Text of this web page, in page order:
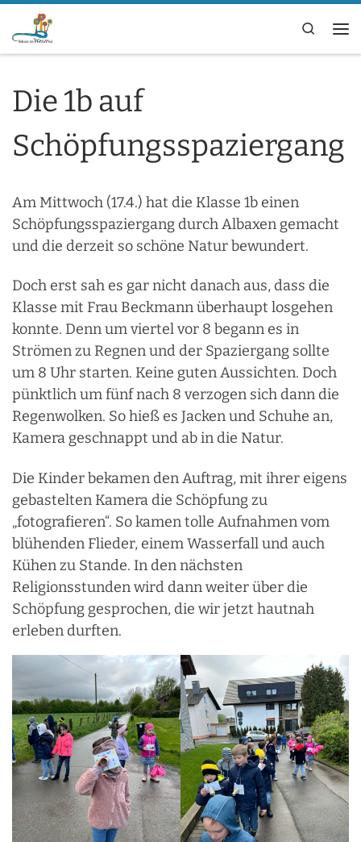
Zum Inhalt springen
Search
Die 1b auf
Schöpfungsspaziergang
Am Mittwoch (17.4.) hat die Klasse 1b einen
Schöpfungsspaziergang durch Albaxen gemacht
und die derzeit so schöne Natur bewundert.
Doch erst sah es gar nicht danach aus, dass die
Klasse mit Frau Beckmann überhaupt losgehen
konnte. Denn um viertel vor 8 begann es in
Strömen zu Regnen und der Spaziergang sollte
um 8 Uhr starten. Keine guten Aussichten. Doch
pünktlich um fünf nach 8 verzogen sich dann die
Regenwolken. So hieß es Jacken und Schuhe an,
Kamera geschnappt und ab in die Natur.
Die Kinder bekamen den Auftrag, mit ihrer eigens
gebastelten Kamera die Schöpfung zu
„fotografieren“. So kamen tolle Aufnahmen vom
blühenden Flieder, einem Wasserfall und auch
Kühen zu Stande. In den nächsten
Religionsstunden wird dann weiter über die
Schöpfung gesprochen, die wir jetzt hautnah
erleben durften.